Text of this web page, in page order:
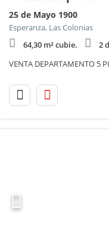
25 de Mayo 1900
Esperanza, Las Colonias
64,30 m² cubie.
2
VENTA DEPARTAMENTO 5